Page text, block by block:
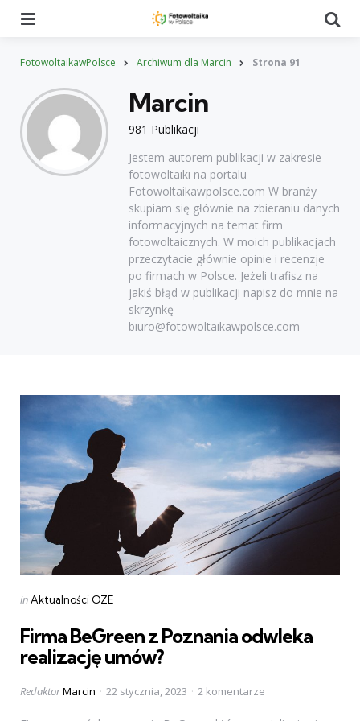
FotowoltaikawPolsce Archiwum dla Marcin Strona 91
981 Publikacji
Marcin
Jestem autorem publikacji w zakresie
fotowoltaiki na portalu
Fotowoltaikawpolsce.com W branży
skupiam się głównie na zbieraniu danych
informacyjnych na temat firm
fotowoltaicznych. W moich publikacjach
przeczytacie głównie opinie i recenzje
po firmach w Polsce. Jeżeli trafisz na
jakiś błąd w publikacji napisz do mnie na
skrzynkę
biuro@fotowoltaikawpolsce.com
Categories
Posted
inAktualności OZE
Firma BeGreen z Poznania odwleka
realizację umów?
Posted
RedaktorMarcin 22 stycznia, 2023 2 komentarze